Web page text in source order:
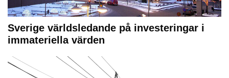
Sverige världsledande på investeringar i
immateriella värden